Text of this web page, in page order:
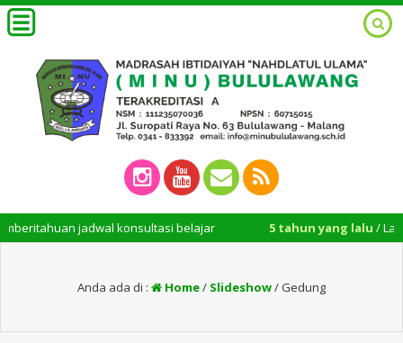
jadwal konsultasi belajar 5 tahun yang lalu /
Anda ada di : Home/ Slideshow/ Gedung